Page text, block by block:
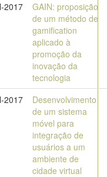
2017
GAIN: proposição
de um método de
gamification
aplicado à
promoção da
inovação da
tecnologia
2017
Desenvolvimento
de um sistema
móvel para
integração de
usuários a um
ambiente de
cidade virtual